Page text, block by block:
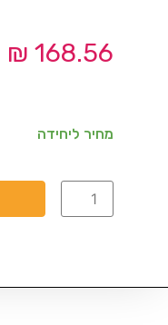
₪ 168.56
מחיר ליחידה